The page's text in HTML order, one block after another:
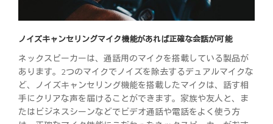
ノイズキャンセリングマイク機能があれば正確な会話が可能
ネックスピーカーは、通話用のマイクを搭載している製品が
あります。2つのマイクでノイズを除去するデュアルマイクな
ど、ノイズキャンセリング機能を搭載したマイクは、話す相
手にクリアな声を届けることができます。家族や友人と、ま
たはビジネスシーンなどでビデオ通話や電話をよく使う方